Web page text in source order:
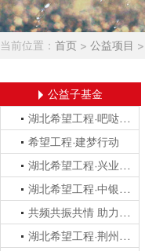
当前位置： 首页 > 公益项目 >
公益子基金
湖北希望工程·吧哒信服基金
希望工程·建梦行动
湖北希望工程·兴业爱心基金
湖北希望工程·中银爱心基金
共频共振共情 助力梦想力量
湖北希望工程·荆州青苗基金